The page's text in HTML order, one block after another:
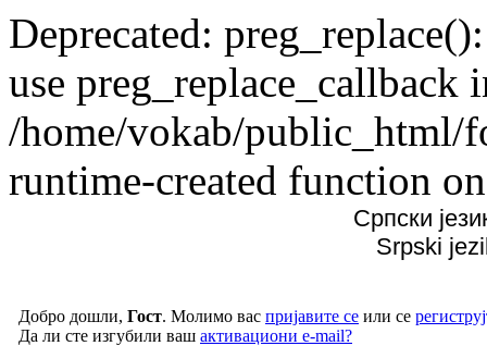
Deprecated:
use preg_replace_callback
/home/vokab/public_html/
runtime-created function
Српски
Srpski
Добро дошли, Гост. Молимо вас пријавите се или се
Да ли сте изгубили ваш активациони e-mail?